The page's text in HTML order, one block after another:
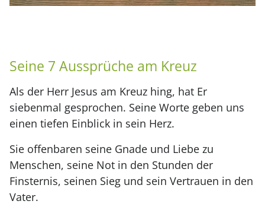
Seine 7 Aussprüche am Kreuz
Als der Herr Jesus am Kreuz hing, hat Er
siebenmal gesprochen. Seine Worte geben uns
einen tiefen Einblick in sein Herz.
Sie offenbaren seine Gnade und Liebe zu
Menschen, seine Not in den Stunden der
Finsternis, seinen Sieg und sein Vertrauen in den
Vater.